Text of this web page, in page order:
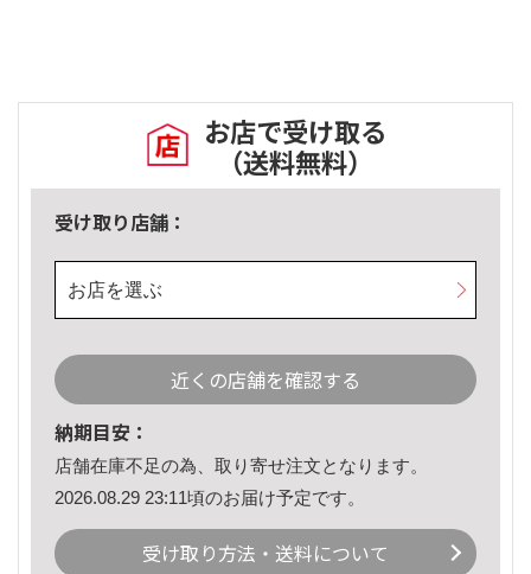
お店で受け取る
（送料無料）
受け取り店舗：
お店を選ぶ
近くの店舗を確認する
納期目安：
店舗在庫不足の為、取り寄せ注文となります。
2026.08.29 23:11頃のお届け予定です。
受け取り方法・送料について